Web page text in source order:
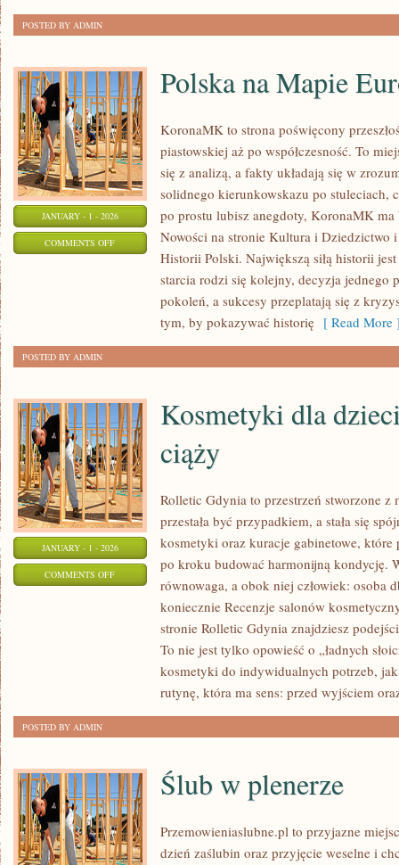
POSTED BY ADMIN
JANUARY - 1 - 2026
COMMENTS OFFON
Polska na Mapie
KoronaMK to strona poświęcony
piastowskiej aż po współczesność. To
się z analizą, a fakty układają się w
solidnego kierunkowskazu po stuleciach,
po prostu lubisz anegdoty, KoronaMK
Nowości na stronie Kultura i Dziedzictwo
Historii Polski. Największą siłą historii
starcia rodzi się kolejny, decyzja jednego
pokoleń, a sukcesy przeplatają się z
tym, by pokazywać historię [ Read More
POSTED BY ADMIN
JANUARY - 1 - 2026
COMMENTS OFFON
Kosmetyki dla
ciąży
Rolletic Gdynia to przestrzeń stworzone z
przestała być przypadkiem, a stała się
kosmetyki oraz kuracje gabinetowe,
po kroku budować harmonijną kondycję.
równowaga, a obok niej człowiek: osoba
koniecznie Recenzje salonów
stronie Rolletic Gdynia znajdziesz
To nie jest tylko opowieść o „ładnych
kosmetyki do indywidualnych potrzeb, jak
rutynę, która ma sens: przed wyjściem
POSTED BY ADMIN
Ślub w plenerze
Przemowieniaslubne.pl to przyjazne
dzień zaślubin oraz przyjęcie weselne i